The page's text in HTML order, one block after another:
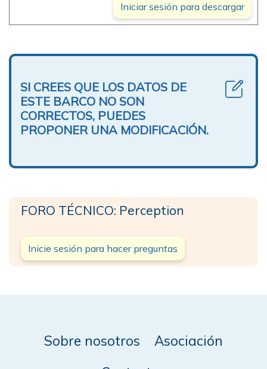
Iniciar sesión para descargar
SI CREES QUE LOS DATOS DE
ESTE BARCO NO SON
CORRECTOS, PUEDES
PROPONER UNA MODIFICACIÓN.
FORO TÉCNICO: Perception
Inicie sesión para hacer preguntas
Sobre nosotros
Asociación